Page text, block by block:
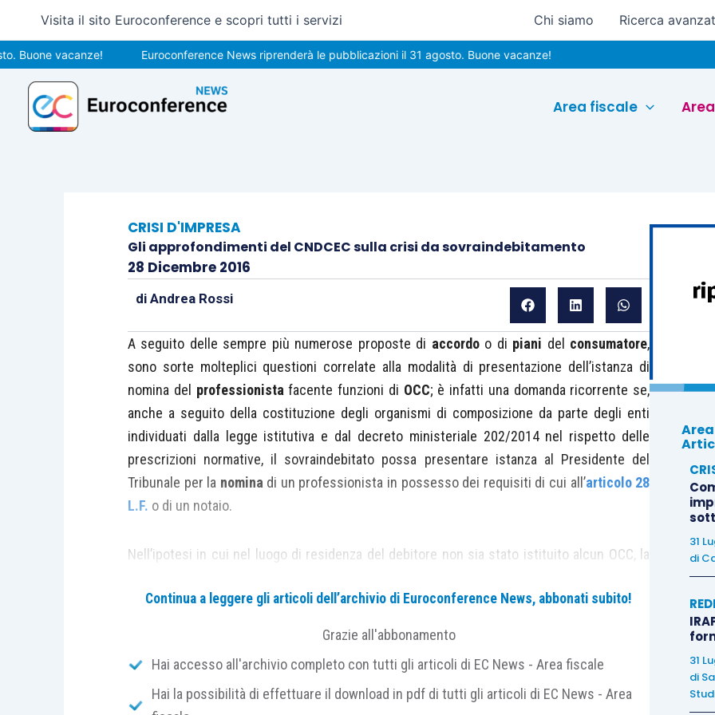
contenuto
Visita il sito Euroconference e scopri tutti i servizi Chi siamo Ricerca
vacanze! Euroconference News riprenderà le pubblicazioni il 31 agosto. Buone vacanze!
Area fiscale
CRISI D'IMPRESA
Gli approfondimenti del CNDCEC sulla crisi da sovraindebitamento
28 Dicembre 2016
di Andrea Rossi
A seguito delle sempre più numerose proposte di accordoo di piani del consumatore,
sono sorte molteplici questioni correlate alla modalità di presentazione dell’istanza di
nomina del professionista facente funzioni di OCC; è infatti una domanda ricorrente se,
anche a seguito della costituzione degli organismi di composizione da parte degli enti
individuati dalla legge istitutiva e dal decreto ministeriale 202/2014 nel rispetto delle
prescrizioni normative, il sovraindebitato possa presentare istanza al Presidente del
Tribunale per la nomina di un professionista in possesso dei requisiti di cui all’articolo 28
L.F. o di un notaio.
Nell’ipotesi in cui nel luogo di residenza del debitore non sia stato istituito alcun OCC, la
tuttavia l’articolo 15, comma 9, della L. 3/2012, prevede che i compiti e le funzioni
l’interpretazione letterale della norma consente di concludere che attualmente esistono
due modalitàdi designazione dell’ausiliario del giudice nella composizione della crisi da
Continua a leggere gli articoli dell’archivio di Euroconference News, abbonati subito!
Grazie all'abbonamento
Hai accesso all'archivio completo con tutti gli articoli di EC News - Area fiscale
Hai la possibilità di effettuare il download in pdf di tutti gli articoli di EC News - Area
31
di
31
di